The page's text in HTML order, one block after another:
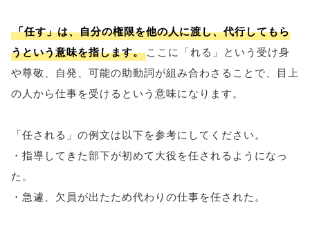
「任す」は、自分の権限を他の人に渡し、代行してもら
うという意味を指します。 ここに「れる」という受け身
や尊敬、自発、可能の助動詞が組み合わさることで、目上
の人から仕事を受けるという意味になります。
「任される」の例文は以下を参考にしてください。
・指導してきた部下が初めて大役を任されるようになっ
た。
・急遽、欠員が出たため代わりの仕事を任された。